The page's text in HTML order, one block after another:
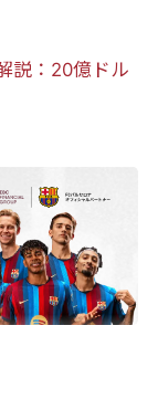
説：20億ドル